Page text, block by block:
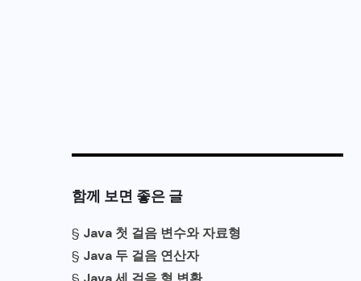
함께 보면 좋은 글
§ Java 첫 걸음 변수와 자료형
§ Java 두 걸음 연산자